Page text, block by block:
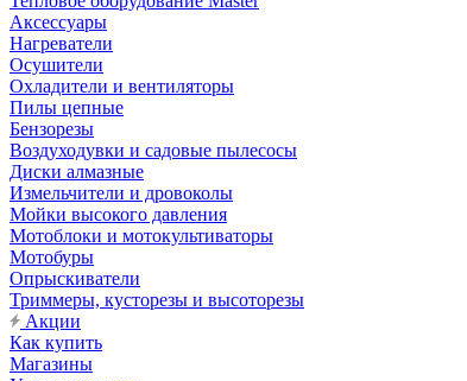
Аксессуары
Нагреватели
Осушители
Охладители и вентиляторы
Пилы цепные
Бензорезы
Воздуходувки и садовые пылесосы
Диски алмазные
Измельчители и дровоколы
Мойки высокого давления
Мотоблоки и мотокультиваторы
Мотобуры
Опрыскиватели
Триммеры, кусторезы и высоторезы
Акции
Как купить
Магазины